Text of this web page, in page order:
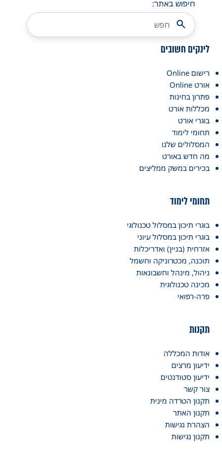
חיפוש באתר:
לינקים חשובים
רישום Online
אורט Online
פתרון בחינות
מכללות אורט
בוגרי אורט
תחומי לימוד
המסלולים שלנו
מה חדש באורט
בכירים במשק ממליצים
תחומי לימוד
בוגרי תיכון במסלול טכנולוגי
בוגרי תיכון במסלול עיוני
אזרחית (בניין) ואדריכלות
תוכנה, מכטרוניקה וחשמל
ניהול, מינהל וחשבונאות
מכינה טכנולוגית
פרה-רפואי
תקנות
אודות המכללה
ידיעון מרצים
ידיעון סטודנטים
צור קשר
תקנון הטרדה מינית
תקנון האתר
הצהרת נגישות
תקנון נגישות